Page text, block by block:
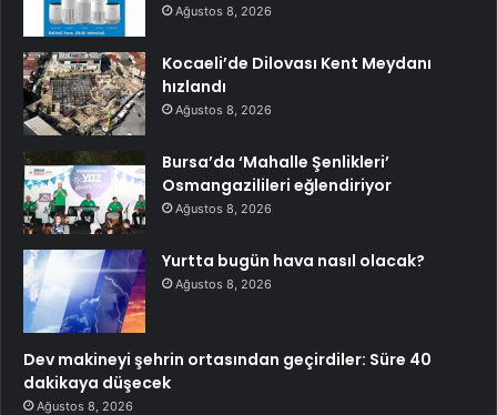
Ağustos 8, 2026
Kocaeli’de Dilovası Kent Meydanı
hızlandı
Ağustos 8, 2026
Bursa’da ‘Mahalle Şenlikleri’
Osmangazilileri eğlendiriyor
Ağustos 8, 2026
Yurtta bugün hava nasıl olacak?
Ağustos 8, 2026
Dev makineyi şehrin ortasından geçirdiler: Süre 40
dakikaya düşecek
Ağustos 8, 2026